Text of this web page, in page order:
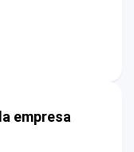
empresa